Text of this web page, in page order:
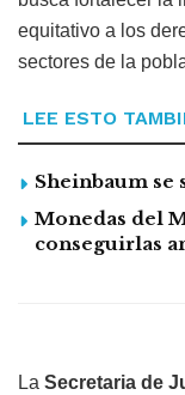
equitativo a los
sectores de la
LEE ESTO
Sheinbaum se
Monedas del
conseguirlas
La Secretaria de